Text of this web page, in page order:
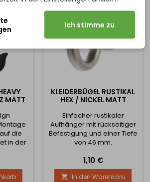
MATT
die
in der
ist
und
des
KLEIDERBÜGEL RUSTIKAL
HEX / NICKEL MATT
Einfacher rustikaler
Aufhänger mit rückseitiger
Befestigung und einer Tiefe
von 46 mm.
Preis
1,10 €
 In den Warenkorb
Ich stimme zu